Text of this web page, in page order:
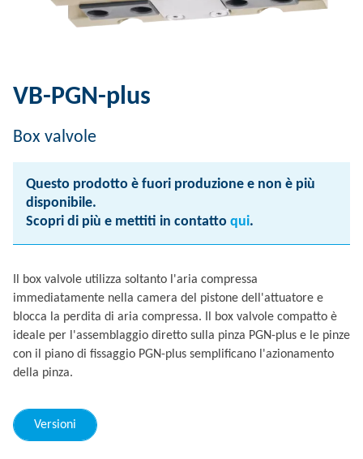
VB-PGN-plus
Box valvole
Questo prodotto è fuori produzione e non è più
disponibile.
Scopri di più e mettiti in contatto qui.
Il box valvole utilizza soltanto l'aria compressa
immediatamente nella camera del pistone dell'attuatore e
blocca la perdita di aria compressa. Il box valvole compatto è
ideale per l'assemblaggio diretto sulla pinza PGN-plus e le pinze
con il piano di fissaggio PGN-plus semplificano l'azionamento
della pinza.
Versioni